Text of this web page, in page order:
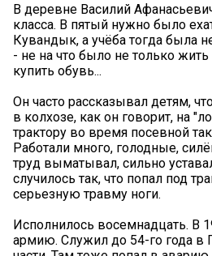
В деревне Василий
класса. В пятый нужно было
Кувандык, а учёба тогда была
- не на что было не только
купить обувь...
Он часто рассказывал детям,
в колхозе, как он говорит, на
трактору во время посевной
Работали много, голодные,
труд выматывал, сильно
случилось так, что попал под
серьезную травму ноги.
Исполнилось восемнадцать. В
армию. Служил до 54-го года в